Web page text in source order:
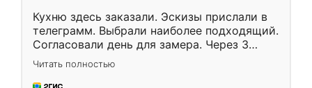
Кухню здесь заказали. Эскизы прислали в
телеграмм. Выбрали наиболее подходящий.
Согласовали день для замера. Через 3
недели кухня была уже готова. Остались
довольны работой. Спасибо Ренессанс
Читать полностью